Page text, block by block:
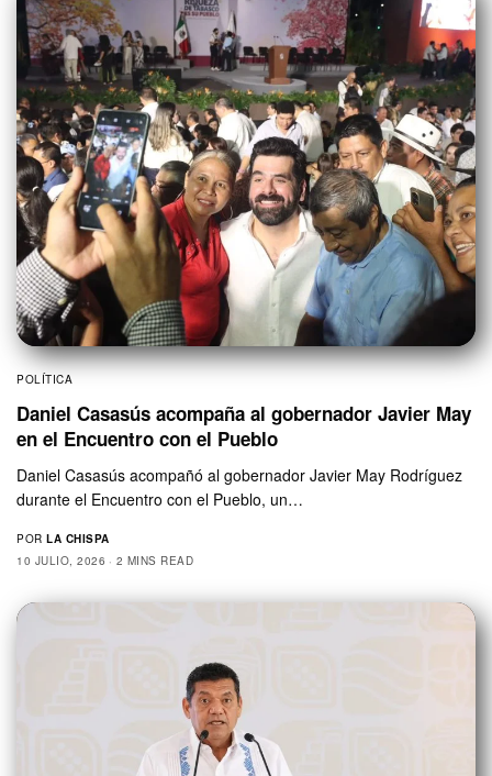
POLÍTICA
Daniel Casasús acompaña al gobernador Javier May
en el Encuentro con el Pueblo
Daniel Casasús acompañó al gobernador Javier May Rodríguez
durante el Encuentro con el Pueblo, un…
POR LA CHISPA
10 JULIO, 2026
2 MINS READ